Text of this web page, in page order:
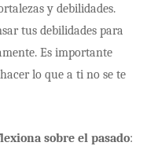
y debilidades.
tus debilidades para
Es importante
lo que a ti no se te
sobre el pasado: